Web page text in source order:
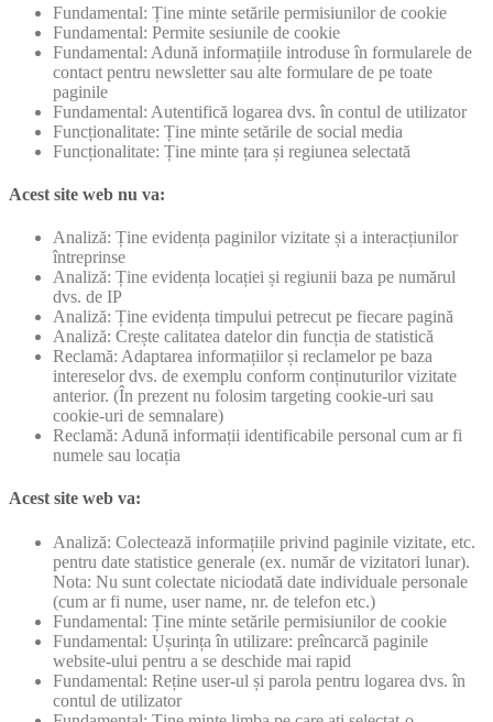
Fundamental: Ține minte setările permisiunilor de cookie
Fundamental: Permite sesiunile de cookie
Fundamental: Adună informațiile introduse în formularele de
contact pentru newsletter sau alte formulare de pe toate
paginile
Fundamental: Autentifică logarea dvs. în contul de utilizator
Funcționalitate: Ține minte setările de social media
Funcționalitate: Ține minte țara și regiunea selectată
Acest site web nu va:
Analiză: Ține evidența paginilor vizitate și a interacțiunilor
întreprinse
Analiză: Ține evidența locației și regiunii baza pe numărul
dvs. de IP
Analiză: Ține evidența timpului petrecut pe fiecare pagină
Analiză: Crește calitatea datelor din funcția de statistică
Reclamă: Adaptarea informațiilor și reclamelor pe baza
intereselor dvs. de exemplu conform conținuturilor vizitate
anterior. (În prezent nu folosim targeting cookie-uri sau
cookie-uri de semnalare)
Reclamă: Adună informații identificabile personal cum ar fi
numele sau locația
Acest site web va:
Analiză: Colectează informațiile privind paginile vizitate, etc.
pentru date statistice generale (ex. număr de vizitatori lunar).
Nota: Nu sunt colectate niciodată date individuale personale
(cum ar fi nume, user name, nr. de telefon etc.)
Fundamental: Ține minte setările permisiunilor de cookie
Fundamental: Ușurința în utilizare: preîncarcă paginile
website-ului pentru a se deschide mai rapid
Fundamental: Reține user-ul și parola pentru logarea dvs. în
contul de utilizator